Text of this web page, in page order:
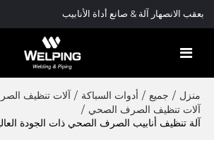
بعقب الانصهار آلة & صانع أداة الأنابيب
منزل / جميع / أدوات السباكة / آلات تنظيف
آلات تنظيف الصرف الصحي /
آلة تنظيف أنابيب الصرف الصحي ذات الجودة